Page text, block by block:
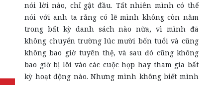
nói lời nào, chỉ gật đầu. Tất nhiên mình có thể
nói với anh ta rằng có lẽ mình không còn nằm
trong bất kỳ danh sách nào nữa, vì mình đã
không chuyển trường lúc mười bốn tuổi và cũng
không bao giờ tuyên thệ, và sau đó cũng không
bao giờ bị lôi vào các cuộc họp hay tham gia bất
kỳ hoạt động nào. Nhưng mình không biết mình